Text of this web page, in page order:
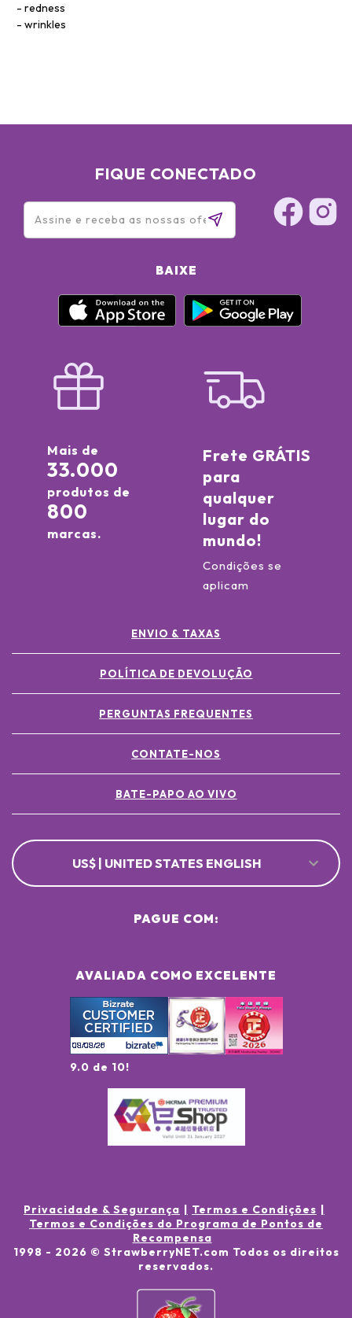
redness
wrinkles
FIQUE CONECTADO
BAIXE
Mais de
33.000
produtos de
800
marcas.
Frete GRÁTIS
para
qualquer
lugar do
mundo!
Condições se
aplicam
ENVIO & TAXAS
POLÍTICA DE DEVOLUÇÃO
PERGUNTAS FREQUENTES
CONTATE-NOS
BATE-PAPO AO VIVO
US$ | UNITED STATES ENGLISH
AVALIADA COMO EXCELENTE
9.0 de 10!
PAGUE COM:
Privacidade & Segurança
Termos e Condições
Termos e Condições do Programa de Pontos de
Recompensa
1998 - 2026 © StrawberryNET.com Todos os direitos
reservados.